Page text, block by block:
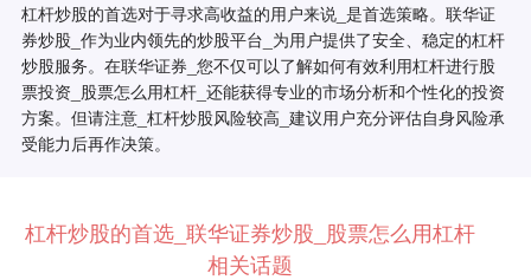
杠杆炒股的首选对于寻求高收益的用户来说_是首选策略。联华证
券炒股_作为业内领先的炒股平台_为用户提供了安全、稳定的杠杆
炒股服务。在联华证券_您不仅可以了解如何有效利用杠杆进行股
票投资_股票怎么用杠杆_还能获得专业的市场分析和个性化的投资
方案。但请注意_杠杆炒股风险较高_建议用户充分评估自身风险承
受能力后再作决策。
杠杆炒股的首选_联华证券炒股_股票怎么用杠杆
相关话题